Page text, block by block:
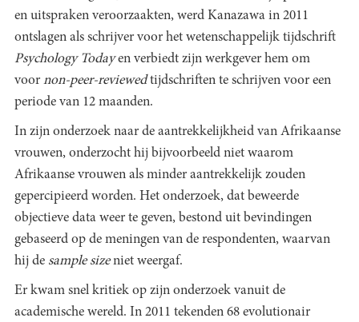
en uitspraken veroorzaakten, werd Kanazawa in 2011
ontslagen als schrijver voor het wetenschappelijk tijdschrift
Psychology Todayen verbiedt zijn werkgever hem om
voor non-peer-reviewedtijdschriften te schrijven voor een
periode van 12 maanden.
In zijn onderzoek naar de aantrekkelijkheid van Afrikaanse
vrouwen, onderzocht hij bijvoorbeeld niet waarom
Afrikaanse vrouwen als minder aantrekkelijk zouden
gepercipieerd worden. Het onderzoek, dat beweerde
objectieve data weer te geven, bestond uit bevindingen
gebaseerd op de meningen van de respondenten, waarvan
hij de sample sizeniet weergaf.
Er kwam snel kritiek op zijn onderzoek vanuit de
academische wereld. In 2011 tekenden 68 evolutionair